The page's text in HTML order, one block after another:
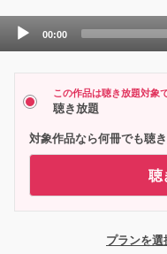
Audio
00:00
この作品は聴き放題対象
聴き放題
対象作品なら何冊でも聴き
聴
プランを